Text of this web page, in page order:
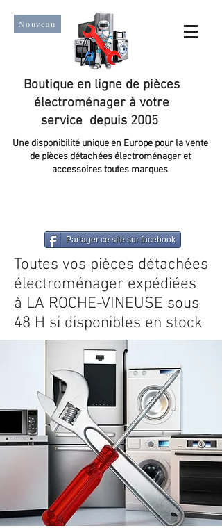
Nouveau
Boutique en ligne de pièces
électroménager à votre
service depuis 2005
Une disponibilité unique en Europe pour la vente
de pièces détachées électroménager et
accessoires toutes marques
Partager ce site sur facebook
Toutes vos pièces détachées
électroménager expédiées
à LA ROCHE-VINEUSE sous
48 H si disponibles en stock